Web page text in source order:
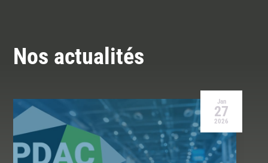
Nos actualités
Jan
27
2026